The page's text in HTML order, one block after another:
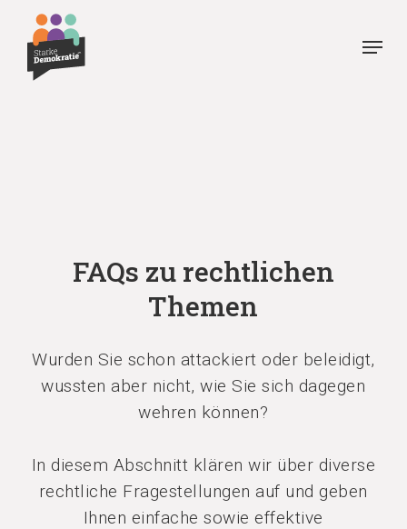
main
Menu
FAQs zu rechtlichen
Themen
Wurden Sie schon attackiert oder beleidigt,
wussten aber nicht, wie Sie sich dagegen
wehren können?
In diesem Abschnitt klären wir über diverse
rechtliche Fragestellungen auf und geben
Ihnen einfache sowie effektive
Close